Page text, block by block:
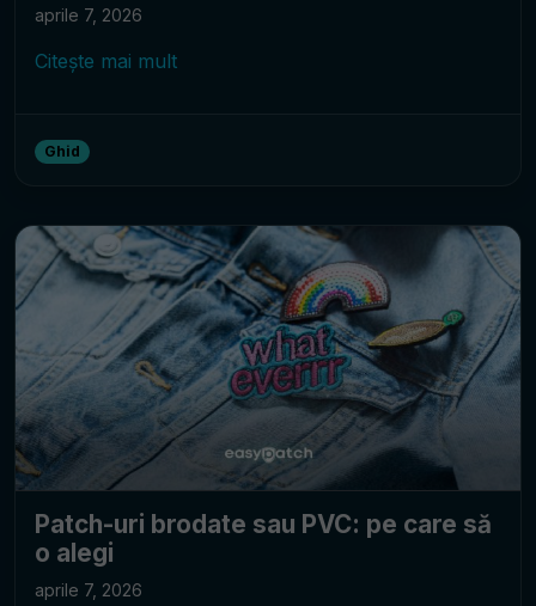
aprile 7, 2026
Citește mai mult
Ghid
Patch-uri brodate sau PVC: pe care să
o alegi
aprile 7, 2026